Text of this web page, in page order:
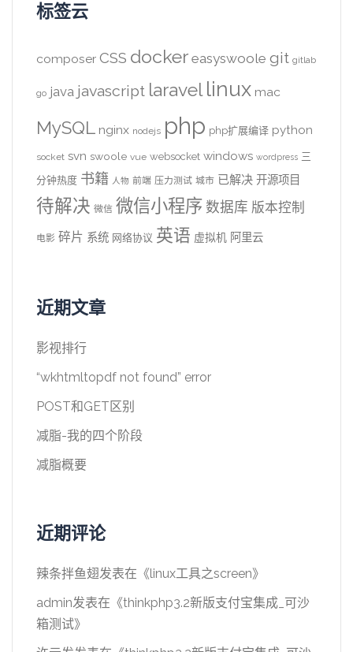
标签云
composer CSS docker easyswoole git gitlab
go java javascript laravel linux mac
MySQL nginx nodejs php php扩展编译 python
socket svn swoole vue websocket windows wordpress 三
分钟热度 书籍 人物 前端 压力测试 城市 已解决 开源项目
待解决 微信 微信小程序 数据库 版本控制
电影 碎片 系统 网络协议 英语 虚拟机 阿里云
近期文章
影视排行
“wkhtmltopdf not found” error
POST和GET区别
减脂-我的四个阶段
减脂概要
近期评论
辣条拌鱼翅发表在《linux工具之screen》
admin发表在《thinkphp3.2新版支付宝集成_可沙
箱测试》